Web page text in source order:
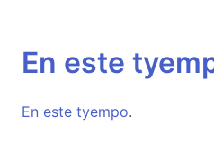
En este
En este tyempo.